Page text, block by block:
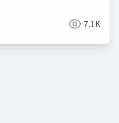
7.1K